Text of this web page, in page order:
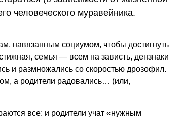
человеческого муравейника.
навязанным социумом, чтобы достигнуть
семья — всем на зависть, дензнаки
и размножались со скоростью дрозофил.
а родители радовались… (или,
все: и родители учат «нужным